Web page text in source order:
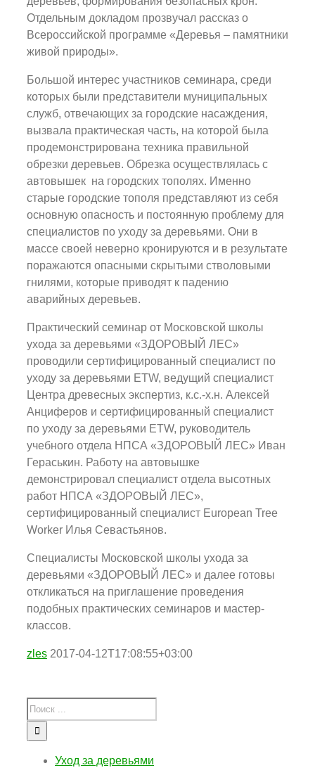
Отдельным докладом прозвучал рассказ о
Всероссийской программе «Деревья – памятники
живой природы».
Большой интерес участников семинара, среди
которых были представители муниципальных
служб, отвечающих за городские насаждения,
вызвала практическая часть, на которой была
продемонстрирована техника правильной
обрезки деревьев. Обрезка осуществлялась с
автовышек на городских тополях. Именно
старые городские тополя представляют из себя
основную опасность и постоянную проблему для
специалистов по уходу за деревьями. Они в
массе своей неверно кронируются и в результате
поражаются опасными скрытыми стволовыми
гнилями, которые приводят к падению
аварийных деревьев.
Практический семинар от Московской школы
ухода за деревьями «ЗДОРОВЫЙ ЛЕС»
проводили сертифицированный специалист по
уходу за деревьями ETW, ведущий специалист
Центра древесных экспертиз, к.с.-х.н. Алексей
Анциферов и сертифицированный специалист
по уходу за деревьями ETW, руководитель
учебного отдела НПСА «ЗДОРОВЫЙ ЛЕС» Иван
Гераськин. Работу на автовышке
демонстрировал специалист отдела высотных
работ НПСА «ЗДОРОВЫЙ ЛЕС»,
сертифицированный специалист European Tree
Worker Илья Севастьянов.
Специалисты Московской школы ухода за
деревьями «ЗДОРОВЫЙ ЛЕС» и далее готовы
откликаться на приглашение проведения
подобных практических семинаров и мастер-
классов.
zles 2017-04-12T17:08:55+03:00
Уход за деревьями